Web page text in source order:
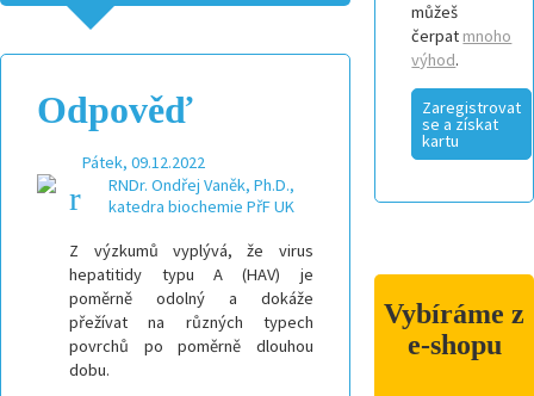
Odpověď
Pátek, 09.12.2022
RNDr. Ondřej Vaněk, Ph.D.,
katedra biochemie PřF UK
Z výzkumů vyplývá, že virus
hepatitidy typu A (HAV) je
poměrně odolný a dokáže
přežívat na různých typech
povrchů po poměrně dlouhou
dobu.
můžeš
čerpat mnoho
výhod.
Zaregistrovat
se a získat
kartu
Vybíráme z
e-shopu